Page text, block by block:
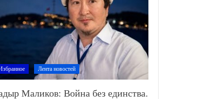
Лента новостей
Маликов: Война без единства.